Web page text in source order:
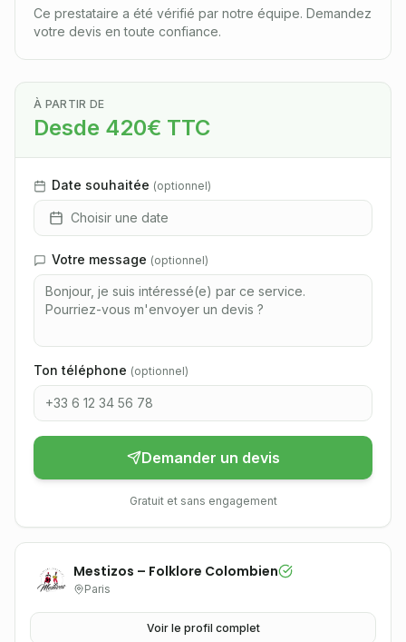
Ce prestataire a été vérifié par notre équipe. Demandez
votre devis en toute confiance.
À PARTIR DE
Desde 420€ TTC
Date souhaitée (optionnel)
Choisir une date
Votre message (optionnel)
Ton téléphone (optionnel)
Demander un devis
Gratuit et sans engagement
Mestizos – Folklore Colombien
Paris
Voir le profil complet